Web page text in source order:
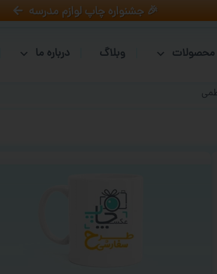
🎉 جشنواره چاپ لوازم مدرسه
محصولات وبلاگ درباره ما